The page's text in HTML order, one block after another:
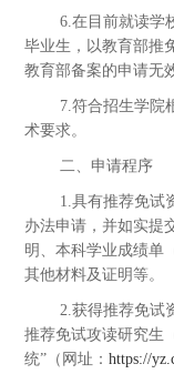
6.在目前就读学校
毕业生，以教育部推
教育部备案的申请无
7.符合招生学院根
术要求。
二、申请程序
1.具有推荐免试资
办法申请，并如实提
明、本科学业成绩单
其他材料及证明等。
2.获得推荐免试资
推荐免试攻读研究生
统”（网址：https://